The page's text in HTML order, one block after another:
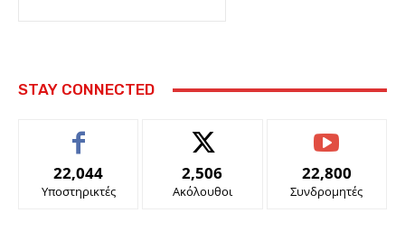
STAY CONNECTED
22,044
Υποστηρικτές
2,506
Ακόλουθοι
22,800
Συνδρομητές